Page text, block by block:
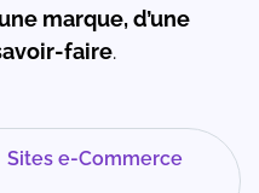
marque, d’une
faire.
Sites e-Commerce